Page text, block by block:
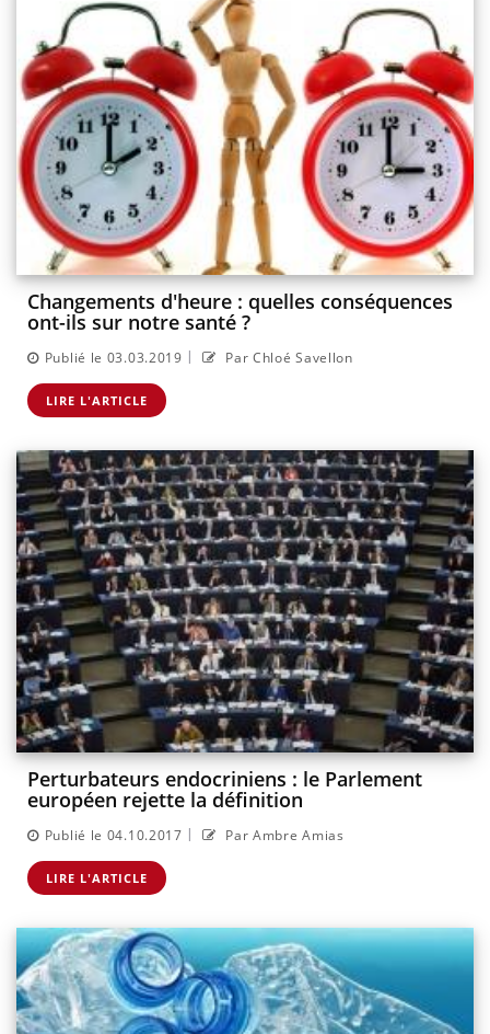
Changements d'heure : quelles conséquences
ont-ils sur notre santé ?
Publié le 03.03.2019 | Par Chloé Savellon
LIRE L'ARTICLE
Perturbateurs endocriniens : le Parlement
européen rejette la définition
Publié le 04.10.2017 | Par Ambre Amias
LIRE L'ARTICLE